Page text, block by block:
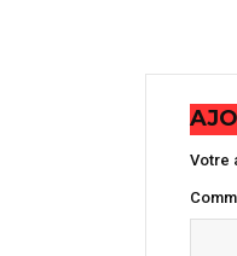
Votre